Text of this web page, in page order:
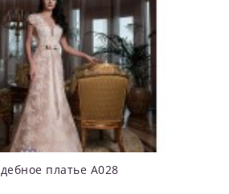
платье А028